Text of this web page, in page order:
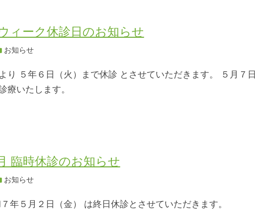
ィーク休診日のお知らせ
お知らせ
り ５年６日（火）まで休診 とさせていただきます。 ５月７日
療いたします。
臨時休診のお知らせ
お知らせ
年５月２日（金） は終日休診とさせていただきます。